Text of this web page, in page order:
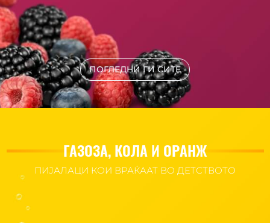
ПОГЛЕДНИ ГИ СИТЕ
ГАЗОЗА, КОЛА И ОРАНЖ
ПИЈАЛАЦИ КОИ ВРАЌААТ ВО ДЕТСТВОТО